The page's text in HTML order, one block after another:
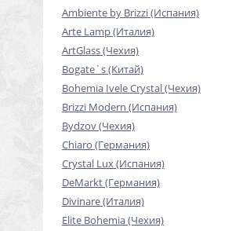
Ambiente by Brizzi (Испания)
Arte Lamp (Италия)
ArtGlass (Чехия)
Bogate`s (Китай)
Bohemia Ivele Crystal (Чехия)
Brizzi Modern (Испания)
Bydzov (Чехия)
Chiaro (Германия)
Crystal Lux (Испания)
DeMarkt (Германия)
Divinare (Италия)
Elite Bohemia (Чехия)